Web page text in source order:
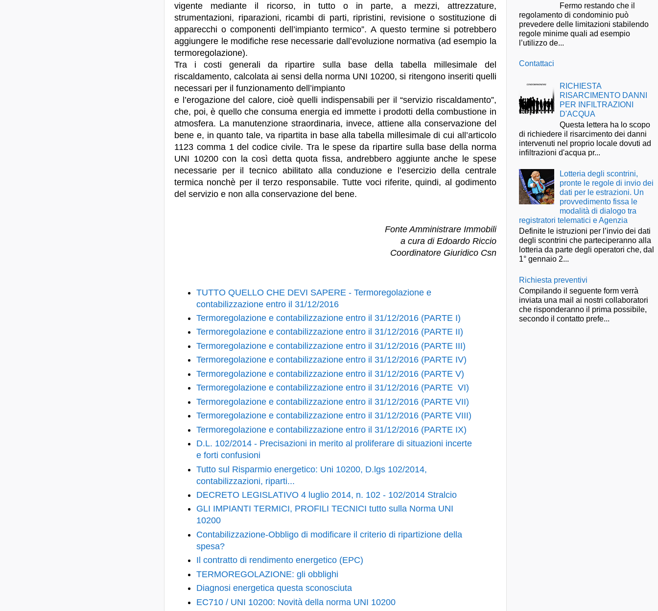
vigente mediante il ricorso, in tutto o in parte, a mezzi, attrezzature,
strumentazioni, riparazioni, ricambi di parti, ripristini, revisione o sostituzione di
apparecchi o componenti dell’impianto termico”. A questo termine si potrebbero
aggiungere le modifiche rese necessarie dall’evoluzione normativa (ad esempio la
termoregolazione).
Tra i costi generali da ripartire sulla base della tabella millesimale del
riscaldamento, calcolata ai sensi della norma UNI 10200, si ritengono inseriti quelli
necessari per il funzionamento dell’impianto
e l’erogazione del calore, cioè quelli indispensabili per il “servizio riscaldamento”,
che, poi, è quello che consuma energia ed immette i prodotti della combustione in
atmosfera. La manutenzione straordinaria, invece, attiene alla conservazione del
bene e, in quanto tale, va ripartita in base alla tabella millesimale di cui all’articolo
1123 comma 1 del codice civile. Tra le spese da ripartire sulla base della norma
UNI 10200 con la così detta quota fissa, andrebbero aggiunte anche le spese
necessarie per il tecnico abilitato alla conduzione e l’esercizio della centrale
termica nonchè per il terzo responsabile. Tutte voci riferite, quindi, al godimento
del servizio e non alla conservazione del bene.
Fonte Amministrare Immobili
a cura di Edoardo Riccio
Coordinatore Giuridico Csn
TUTTO QUELLO CHE DEVI SAPERE - Termoregolazione e
contabilizzazione entro il 31/12/2016
Termoregolazione e contabilizzazione entro il 31/12/2016 (PARTE I)
Termoregolazione e contabilizzazione entro il 31/12/2016 (PARTE II)
Termoregolazione e contabilizzazione entro il 31/12/2016 (PARTE III)
Termoregolazione e contabilizzazione entro il 31/12/2016 (PARTE IV)
Termoregolazione e contabilizzazione entro il 31/12/2016 (PARTE V)
Termoregolazione e contabilizzazione entro il 31/12/2016 (PARTE VI)
Termoregolazione e contabilizzazione entro il 31/12/2016 (PARTE VII)
Termoregolazione e contabilizzazione entro il 31/12/2016 (PARTE VIII)
Termoregolazione e contabilizzazione entro il 31/12/2016 (PARTE IX)
D.L. 102/2014 - Precisazioni in merito al proliferare di situazioni incerte
e forti confusioni
Tutto sul Risparmio energetico: Uni 10200, D.lgs 102/2014,
contabilizzazioni, riparti...
DECRETO LEGISLATIVO 4 luglio 2014, n. 102 - 102/2014 Stralcio
GLI IMPIANTI TERMICI, PROFILI TECNICI tutto sulla Norma UNI
10200
Contabilizzazione-Obbligo di modificare il criterio di ripartizione della
spesa?
Il contratto di rendimento energetico (EPC)
TERMOREGOLAZIONE: gli obblighi
Diagnosi energetica questa sconosciuta
EC710 / UNI 10200: Novità della norma UNI 10200
Fermo restando che il
regolamento di condominio può
prevedere delle limitazioni stabilendo
regole minime quali ad esempio
l’utilizzo de...
Contattaci
RICHIESTA
RISARCIMENTO DANNI
PER INFILTRAZIONI
D'ACQUA
Questa lettera ha lo scopo
di richiedere il risarcimento dei danni
intervenuti nel proprio locale dovuti ad
infiltrazioni d'acqua pr...
Lotteria degli scontrini,
pronte le regole di invio dei
dati per le estrazioni. Un
provvedimento fissa le
modalità di dialogo tra
registratori telematici e Agenzia
Definite le istruzioni per l’invio dei dati
degli scontrini che parteciperanno alla
lotteria da parte degli operatori che, dal
1° gennaio 2...
Richiesta preventivi
Compilando il seguente form verrà
inviata una mail ai nostri collaboratori
che risponderanno il prima possibile,
secondo il contatto prefe...